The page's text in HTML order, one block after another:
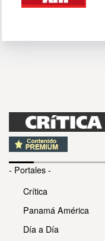
- Portales -
Crítica
Panamá América
Día a Día